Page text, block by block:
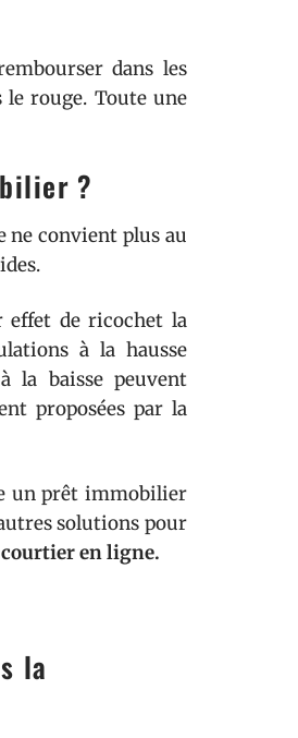
dans les
rouge. Toute une
?
ne convient plus au
effet de ricochet la
à la hausse
la baisse peuvent
proposées par la
un prêt immobilier
solutions pour
courtier en ligne.
la